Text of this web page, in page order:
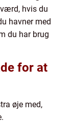
hvis du
havner med
du har brug
for at
øje med,